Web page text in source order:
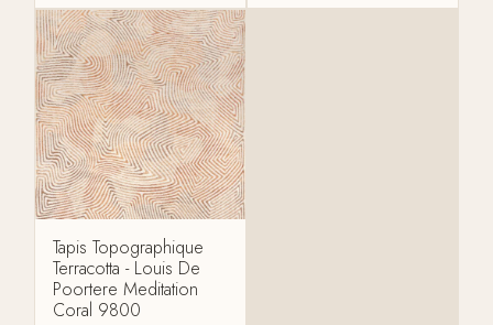
Tapis Topographique
Terracotta - Louis De
Poortere Meditation
Coral 9800